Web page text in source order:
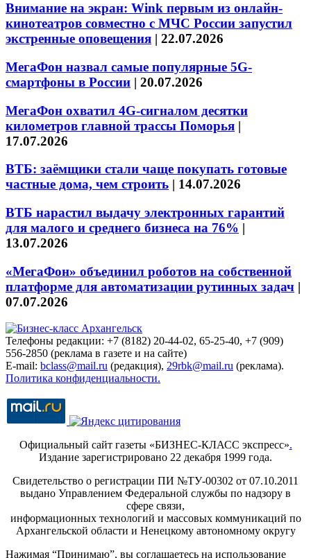
Внимание на экран: Wink первым из онлайн-
кинотеатров совместно с МЧС России запустил
экстренные оповещения | 22.07.2026
МегаФон назвал самые популярные 5G-
смартфоны в России | 20.07.2026
МегаФон охватил 4G-сигналом десятки
километров главной трассы Поморья |
17.07.2026
ВТБ: заёмщики стали чаще покупать готовые
частные дома, чем строить | 14.07.2026
ВТБ нарастил выдачу электронных гарантий
для малого и среднего бизнеса на 76% |
13.07.2026
«МегаФон» объединил роботов на собственной
платформе для автоматизации рутинных задач |
07.07.2026
Телефоны редакции: +7 (8182) 20-44-02, 65-25-40, +7 (909)
556-2850 (реклама в газете и на сайте)
E-mail: bclass@mail.ru (редакция), 29rbk@mail.ru (реклама).
Политика конфиденциальности.
Официальный сайт газеты «БИЗНЕС-КЛАСС экспресс».
Издание зарегистрировано 22 декабря 1999 года.
Свидетельство о регистрации ПИ №ТУ-00302 от 07.10.2011
выдано Управлением Федеральной службы по надзору в
сфере связи,
информационных технологий и массовых коммуникаций по
Архангельской области и Ненецкому автономному округу
Нажимая “Принимаю”, вы соглашаетесь на использование